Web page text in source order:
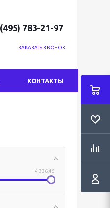
783-21-97
ЗАКАЗАТЬ ЗВОНОК
КОНТАКТЫ
4 336.45